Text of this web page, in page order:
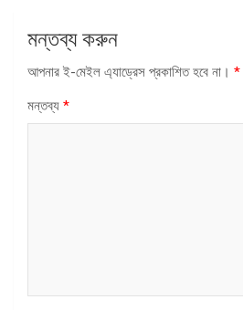
মন্তব্য করুন
আপনার ই-মেইল এ্যাড্রেস প্রকাশিত হবে না। *
মন্তব্য *